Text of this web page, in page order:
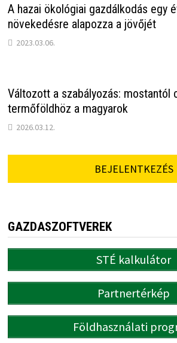
A hazai ökológiai gazdálkodás egy
növekedésre alapozza a jövőjét
2023.03.06.
Változott a szabályozás: mostantól
termőföldhöz a magyarok
2026.03.12.
BEJELENTKEZÉS
GAZDASZOFTVEREK
STÉ kalkulátor
Partnertérkép
Földhasználati